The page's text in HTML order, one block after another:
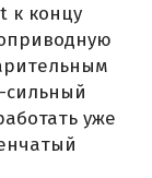
к концу
сильный
уже